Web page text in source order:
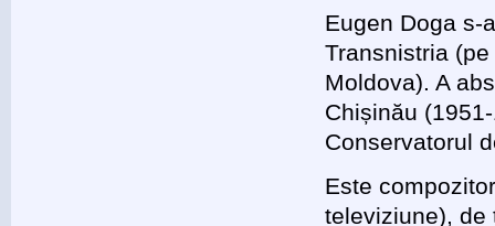
Eugen Doga s-
Transnistria
Moldova). A
Chișinău
Conservatorul
Este
televiziune), de